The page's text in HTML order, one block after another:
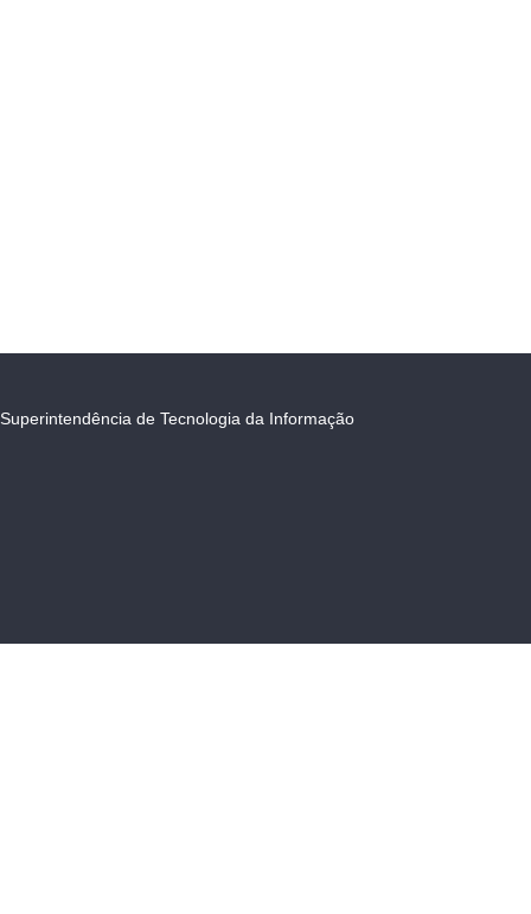
Superintendência de Tecnologia da Informação